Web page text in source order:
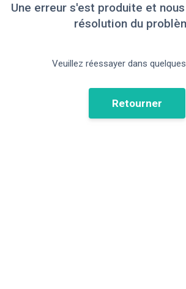
Une erreur s'est produite et
résolution du
Veuillez réessayer dans
Retourner